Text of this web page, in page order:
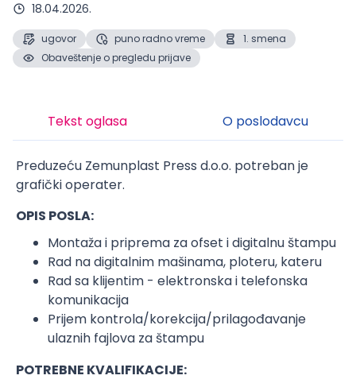
18.04.2026.
ugovor puno radno vreme
1. smena
Obaveštenje o pregledu prijave
Tekst oglasa O poslodavcu
Preduzeću Zemunplast Press d.o.o. potreban je
grafički operater.
OPIS POSLA:
Montaža i priprema za ofset i digitalnu štampu
Rad na digitalnim mašinama, ploteru, kateru
Rad sa klijentim - elektronska i telefonska
komunikacija
Prijem kontrola/korekcija/prilagođavanje
ulaznih fajlova za štampu
POTREBNE KVALIFIKACIJE: